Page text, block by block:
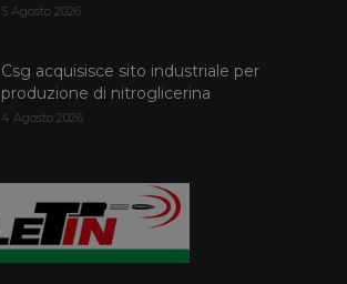
5 Agosto 2026
Csg acquisisce sito industriale per
produzione di nitroglicerina
4 Agosto 2026